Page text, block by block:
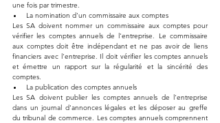
une fois par trimestre.
La nomination d'un commissaire aux comptes
Les SA doivent nommer un commissaire aux comptes pour
vérifier les comptes annuels de l'entreprise. Le commissaire
aux comptes doit être indépendant et ne pas avoir de liens
financiers avec l'entreprise. Il doit vérifier les comptes annuels
et émettre un rapport sur la régularité et la sincérité des
comptes.
La publication des comptes annuels
Les SA doivent publier les comptes annuels de l'entreprise
dans un journal d'annonces légales et les déposer au greffe
du tribunal de commerce. Les comptes annuels comprennent